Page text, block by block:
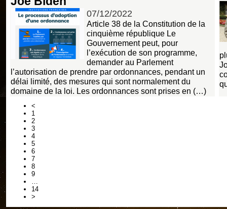
07/12/2022
Article 38 de la Constitution de la
cinquième république Le
Gouvernement peut, pour
l’exécution de son programme,
demander au Parlement
l’autorisation de prendre par ordonnances, pendant un
délai limité, des mesures qui sont normalement du
domaine de la loi. Les ordonnances sont prises en (…)
<
1
2
3
4
5
6
7
8
9
14
>